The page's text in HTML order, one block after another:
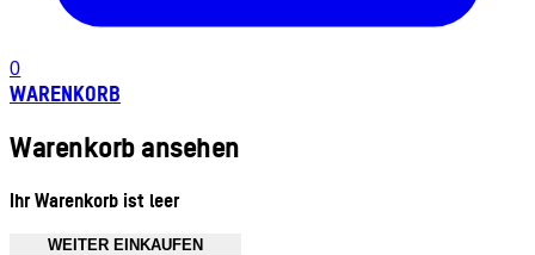
0
WARENKORB
Warenkorb ansehen
Ihr Warenkorb ist leer
WEITER EINKAUFEN